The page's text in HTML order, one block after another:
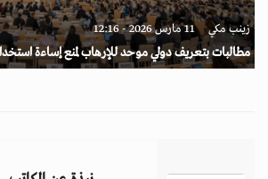
زينب مكي 11 مارس 2026 - 12:16
مطالبات بتعريف دولي موحد للإرهاب لمنع إساءة